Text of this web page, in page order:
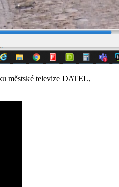
městské televize DATEL,